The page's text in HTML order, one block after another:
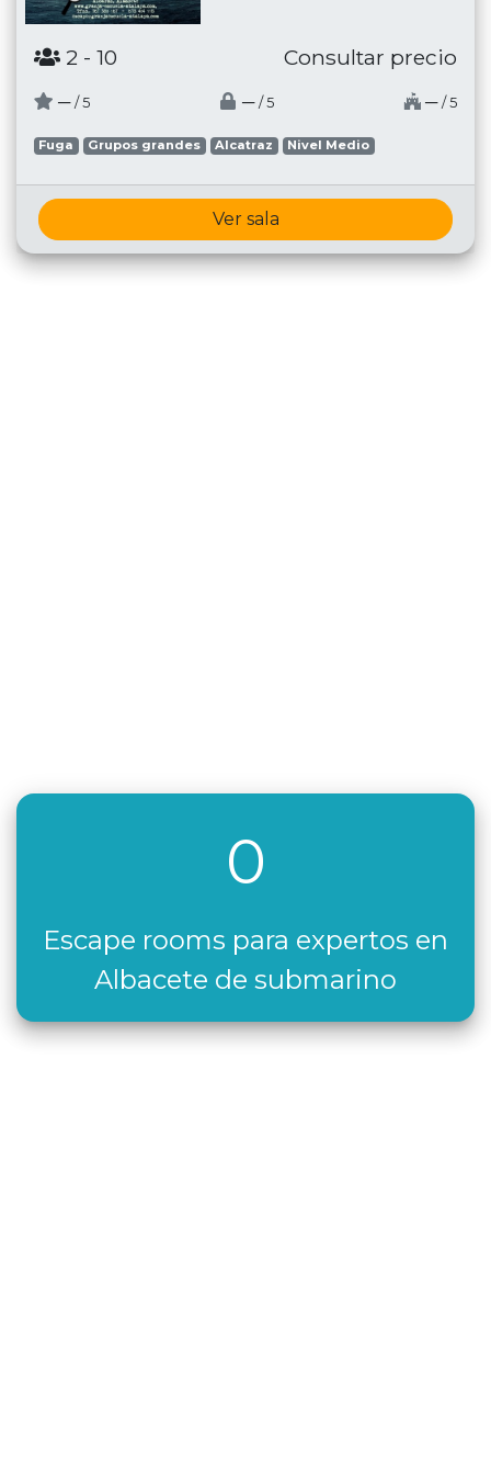
2 - 10 Consultar precio
─ / 5 ─ / 5 ─ / 5
Fuga Grupos grandes Alcatraz Nivel Medio
Ver sala
0
Escape rooms para expertos en
Albacete de submarino